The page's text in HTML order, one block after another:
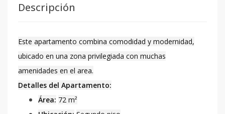
Descripción
Este apartamento combina comodidad y modernidad,
ubicado en una zona privilegiada con muchas
amenidades en el area.
Detalles del Apartamento:
Área: 72 m²